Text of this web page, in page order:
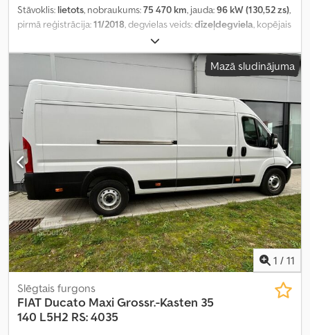
Stāvoklis: lietots, nobraukums:75 470 km, jauda:96 kW (130,52 zs),
pirmā reģistrācija:11/2018 , degvielas veids:dīzeļdegviela , kopējais
, pārnesuma veids:
klase:Euro 6, sēdvietu skaits:7, Aprīkojums:ABS, celtnis, centrālā
atslēga, elektroniskā stabilitātes programma (ESP), gaisa
kondicionēšana, kvēpu filtrs
Mazā sludinājuma
1 / 11
Slēgtais furgons
FIAT Ducato Maxi Grossr.-Kasten 35
140 L5H2 RS: 4035